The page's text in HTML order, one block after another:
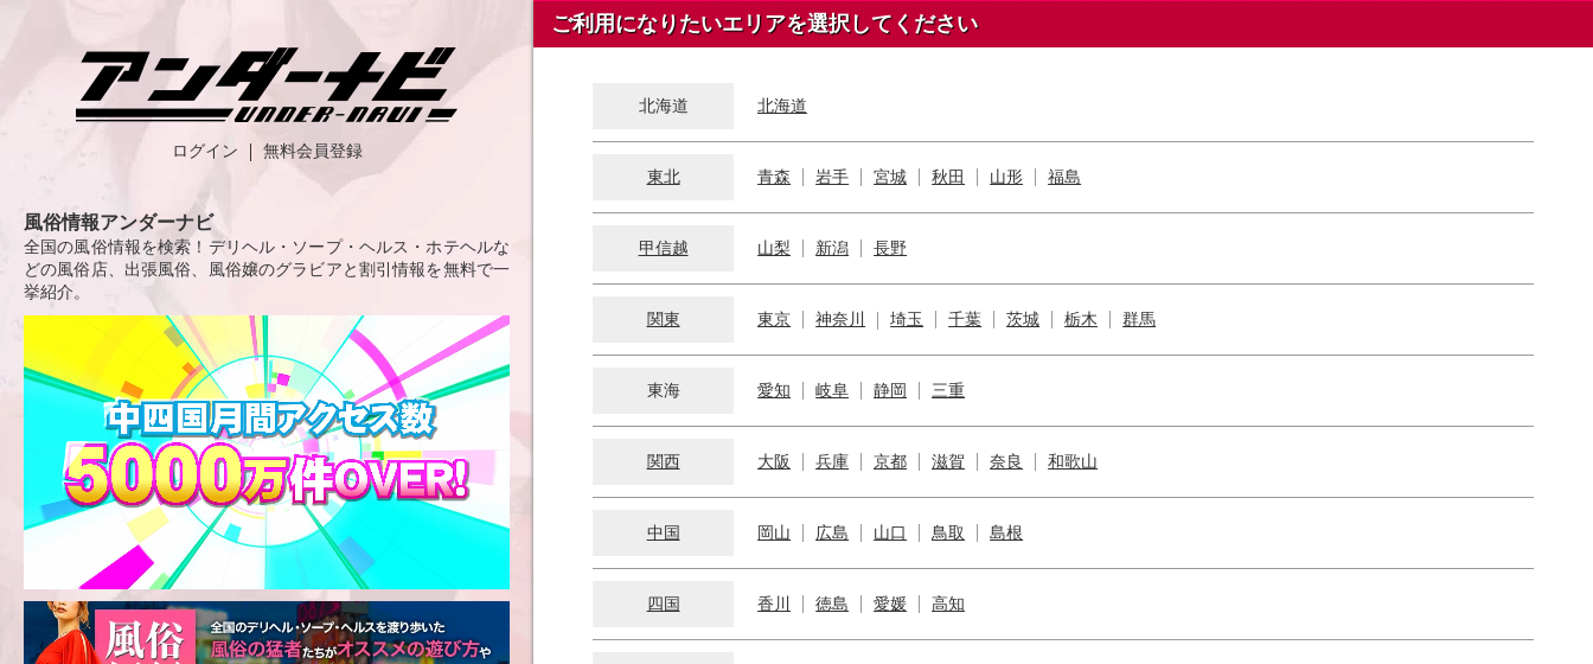
ログイン 無料会員登録
風俗情報アンダーナビ
全国の風俗情報を検索！デリヘル・ソープ・ヘルス・ホテヘルな
どの風俗店、出張風俗、風俗嬢のグラビアと割引情報を無料で一
挙紹介。
ご利用になりたいエリアを選択してください
北海道 北海道
東北 青森 岩手 宮城 秋田 山形 福島
甲信越 山梨 新潟 長野
関東 東京 神奈川 埼玉 千葉 茨城 栃木 群馬
東海 愛知 岐阜 静岡 三重
関西 大阪 兵庫 京都 滋賀 奈良 和歌山
中国 岡山 広島 山口 鳥取 島根
四国 香川 徳島 愛媛 高知